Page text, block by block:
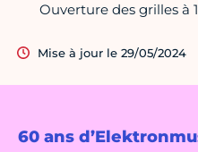
60 ans
Ouverture des grilles à
Mise à jour le 29/05/2024